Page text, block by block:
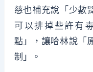
慈也補充說「少數
可以排掉些許有
點」，讓哈林說「
制」。